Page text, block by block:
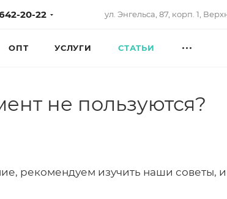
20-22 ул. Энгельса, 87, корп. 1,
ОПТ УСЛУГИ СТАТЬИ
не пользуются?
рекомендуем изучить наши советы, и